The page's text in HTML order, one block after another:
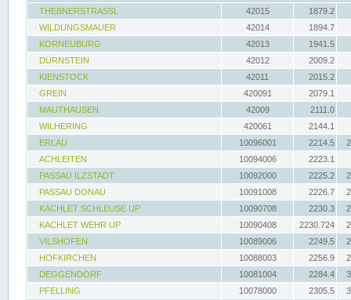
THEBNERSTRASSL
42015
1879.2
WILDUNGSMAUER
42014
1894.7
KORNEUBURG
42013
1941.5
DÜRNSTEIN
42012
2009.2
KIENSTOCK
42011
2015.2
GREIN
420091
2079.1
MAUTHAUSEN
42009
2111.0
WILHERING
420061
2144.1
ERLAU
10096001 2214.5
ACHLEITEN
10094006
2223.1
PASSAU ILZSTADT
10092000 2225.2
PASSAU DONAU
10091008 2226.7
KACHLET SCHLEUSE UP
10090708 2230.3
KACHLET WEHR UP
10090408 2230.724
VILSHOFEN
10089006 2249.5
HOFKIRCHEN
10088003 2256.9
DEGGENDORF
10081004 2284.4
PFELLING
10078000 2305.5